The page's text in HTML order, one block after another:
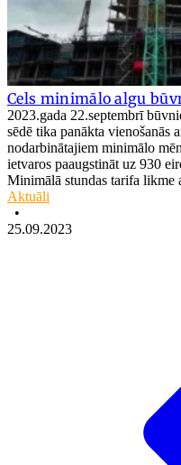
Cels minimālo algu
2023.gada 22.septembrī
sēdē tika panākta vienošanās
nodarbinātajiem minimālo
ietvaros paaugstināt uz 930
Minimālā stundas tarifa likme
Aktuāli
•
25.09.2023